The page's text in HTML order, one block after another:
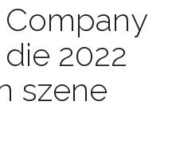
2022
szene